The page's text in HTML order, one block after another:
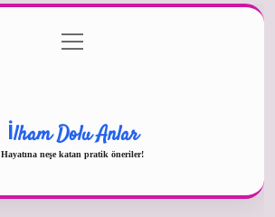
Gizlilik Politikası
menüyü
aç
İlham Dolu Anlar
Hayatına neşe katan pratik öneriler!